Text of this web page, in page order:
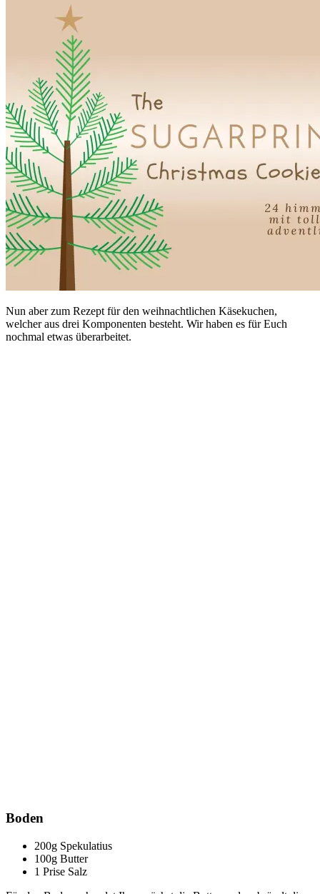
Nun aber zum Rezept für den weihnachtlichen Käsekuchen,
welcher aus drei Komponenten besteht. Wir haben es für Euch
nochmal etwas überarbeitet.
Boden
200g Spekulatius
100g Butter
1 Prise Salz